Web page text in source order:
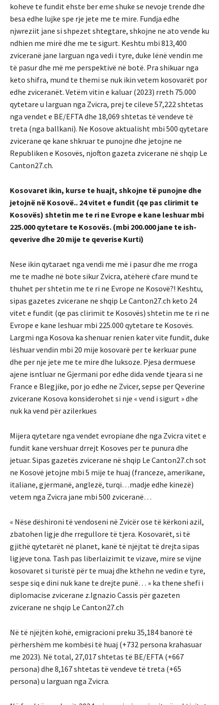
koheve te fundit ehste ber eme shuke se nevoje trende dhe
besa edhe lujke spe rje jete me te mire. Fundja edhe
njwreziit jane si shpezet shtegtare, shkojne ne ato vende ku
ndhien me mirë dhe me te sigurt. Keshtu mbi 813,400
zviceranë jane larguan nga vedi i tyre, duke lënë vendin me
të pasur dhe më me perspektivë në botë. Pra shikuar nga
keto shifra, mund te themi se nuk ikin vetem kosovarët por
edhe zviceranët. Vetëm vitin e kaluar (2023) rreth 75.000
qytetare u larguan nga Zvicra, prej te cileve 57,222 shtetas
nga vendet e BE/EFTA dhe 18,069 shtetas të vendeve të
treta (nga ballkani). Ne Kosove aktualisht mbi 500 qytetare
zvicerane qe kane shkruar te punojne dhe jetojne ne
Republiken e Kosovës, njofton gazeta zvicerane në shqip Le
Canton27.ch.
Kosovaret ikin, kurse te huajt, shkojne të punojne dhe
jetojnë në Kosovë.. 24 vitet e fundit (qe pas clirimit te
Kosovës) shtetin me te ri ne Evrope e kane leshuar mbi
225.000 qytetare te Kosovës. (mbi 200.000 jane te ish-
qeverive dhe 20 mije te qeverise Kurti)
Nese ikin qytaraet nga vendi me më i pasur dhe me rroga
me te madhe në bote sikur Zvicra, atëherë cfare mund te
thuhet per shtetin me te ri ne Evrope ne Kosovë?! Keshtu,
sipas gazetes zvicerane ne shqip Le Canton27.ch keto 24
vitet e fundit (qe pas clirimit te Kosovës) shtetin me te ri ne
Evrope e kane leshuar mbi 225.000 qytetare te Kosovës.
Largmi nga Kosova ka shenuar renien kater vite fundit, duke
lëshuar vendin mbi 20 mije kosovarë per te kerkuar pune
dhe per nje jete me te mire dhe luksoze. Pjesa dermuese
ajene isntluar ne Gjermani por edhe dida vende tjeara si ne
France e Blegjike, por jo edhe ne Zvicer, sepse per Qeverine
zvicerane Kosova konsiderohet si nje « vend i sigurt » dhe
nuk ka vend për azilerkues
Mijera qytetare nga vendet evropiane dhe nga Zvicra vitet e
fundit kane vershuar drrejt Kosoves per te punura dhe
jetuar. Sipas gazetës zvicerane në shqip Le Canton27.ch sot
ne Kosovë jetojne mbi 5 mije te huaj (franceze, amerikane,
italiane, gjermanë, anglezë, turqi…madje edhe kinezë)
vetem nga Zvicra jane mbi 500 zviceranë…
« Nëse dëshironi të vendoseni në Zvicër ose të kërkoni azil,
zbatohen ligje dhe rregullore të tjera. Kosovarët, si të
gjithë qytetarët në planet, kanë të njëjtat të drejta sipas
ligjeve tona. Tash pas liberlaizimit te vizave, mire se vijne
kosovaret si turistë për te muaj dhe kthehn ne vedin e tyre,
sespe siq e dini nuk kane te drejte punë… » ka thene shefi i
diplomacise zvicerane z.Ignazio Cassis për gazeten
zvicerane ne shqip Le Canton27.ch
Në të njëjtën kohë, emigracioni preku 35,184 banorë të
përhershëm me kombësi të huaj (+732 persona krahasuar
me 2023). Në total, 27,017 shtetas të BE/EFTA (+667
persona) dhe 8,167 shtetas të vendeve të treta (+65
persona) u larguan nga Zvicra.